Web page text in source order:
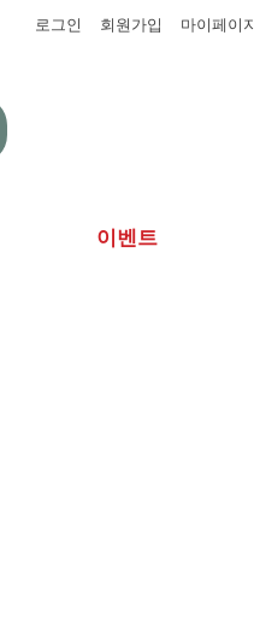
로그인 회원가입 마이페이
이벤트